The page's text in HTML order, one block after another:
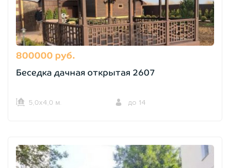
800000 руб.
Беседка дачная открытая 2607
5,0х4,0 м. до 14